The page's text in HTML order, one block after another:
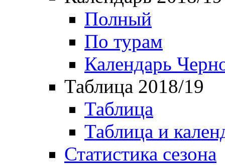
Полный
По турам
Календарь
Таблица 2018/19
Таблица
Таблица и
Статистика сезона